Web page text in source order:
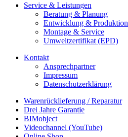
Service & Leistungen
Beratung & Planung
Entwicklung & Produktion
Montage & Service
Umweltzertifikat (EPD)
Kontakt
Ansprechpartner
Impressum
Datenschutzerklärung
Warenrücklieferung / Reparatur
Drei Jahre Garantie
BIMobject
Videochannel (YouTube)